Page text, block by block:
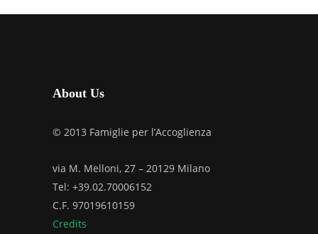
About Us
© 2013 Famiglie per l’Accoglienza
via M. Melloni, 27 – 20129 Milano
Tel: +39.02.70006152
C.F. 97019610159
Credits